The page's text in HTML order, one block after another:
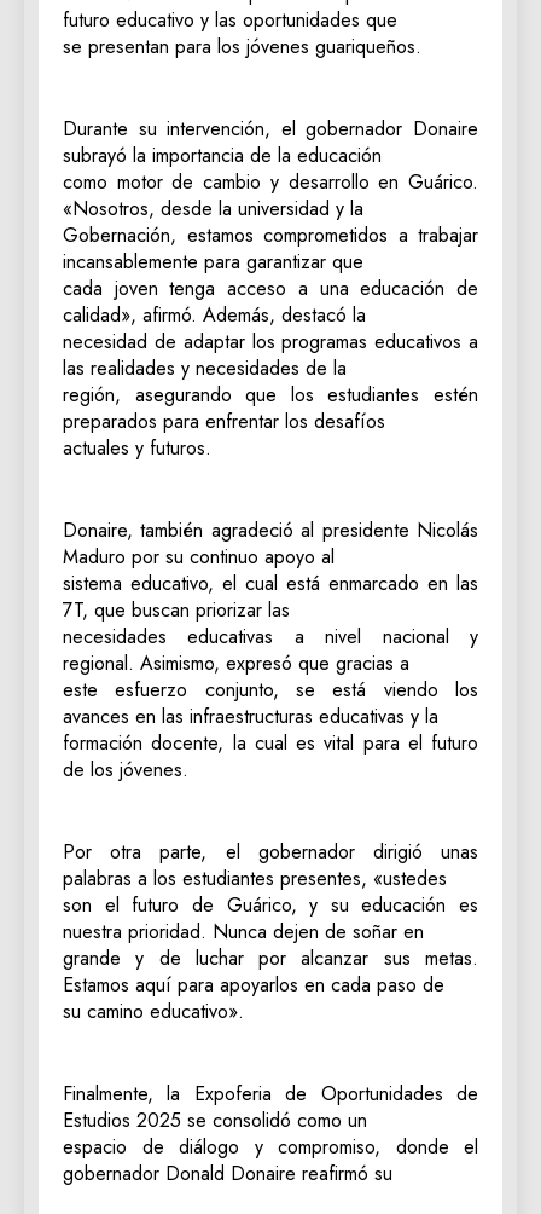
futuro educativo y las oportunidades que
se presentan para los jóvenes guariqueños.
Durante su intervención, el gobernador Donaire
subrayó la importancia de la educación
como motor de cambio y desarrollo en Guárico.
«Nosotros, desde la universidad y la
Gobernación, estamos comprometidos a trabajar
incansablemente para garantizar que
cada joven tenga acceso a una educación de
calidad», afirmó. Además, destacó la
necesidad de adaptar los programas educativos a
las realidades y necesidades de la
región, asegurando que los estudiantes estén
preparados para enfrentar los desafíos
actuales y futuros.
Donaire, también agradeció al presidente Nicolás
Maduro por su continuo apoyo al
sistema educativo, el cual está enmarcado en las
7T, que buscan priorizar las
necesidades educativas a nivel nacional y
regional. Asimismo, expresó que gracias a
este esfuerzo conjunto, se está viendo los
avances en las infraestructuras educativas y la
formación docente, la cual es vital para el futuro
de los jóvenes.
Por otra parte, el gobernador dirigió unas
palabras a los estudiantes presentes, «ustedes
son el futuro de Guárico, y su educación es
nuestra prioridad. Nunca dejen de soñar en
grande y de luchar por alcanzar sus metas.
Estamos aquí para apoyarlos en cada paso de
su camino educativo».
Finalmente, la Expoferia de Oportunidades de
Estudios 2025 se consolidó como un
espacio de diálogo y compromiso, donde el
gobernador Donald Donaire reafirmó su